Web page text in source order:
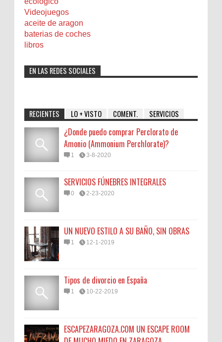
Videojuegos
aceite de aragon
baterias de coches
libros
EN LAS REDES SOCIALES
RECIENTES LO + VISTO COMENT. SERVICIOS
¿Donde puedo comprar Perclorato de
Amonio (Ammonium Perchlorate)?
1 3-8-2020
SERVICIOS FÚNEBRES INTEGRALES
0 2-23-2020
UN NUEVO ESTILO A SU BAÑO, SIN OBRAS
1 12-1-2019
Tipos de divorcio en España
1 10-22-2019
ESCAPEZARAGOZA.COM UN ESCAPE ROOM